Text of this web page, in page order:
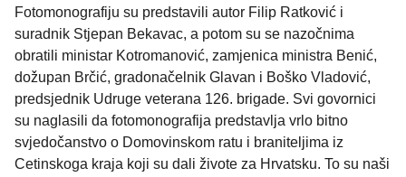
Fotomonografiju su predstavili autor Filip Ratković i
suradnik Stjepan Bekavac, a potom su se nazočnima
obratili ministar Kotromanović, zamjenica ministra Benić,
dožupan Brčić, gradonačelnik Glavan i Boško Vladović,
predsjednik Udruge veterana 126. brigade. Svi govornici
su naglasili da fotomonografija predstavlja vrlo bitno
svjedočanstvo o Domovinskom ratu i braniteljima iz
Cetinskoga kraja koji su dali živote za Hrvatsku. To su naši